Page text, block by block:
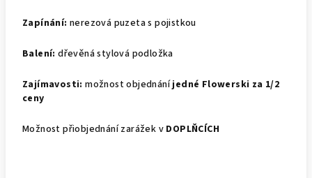
Zapínání: nerezová puzeta s pojistkou
Balení: dřevěná stylová podložka
Zajímavosti: možnost objednáníjedné Flowerski za 1/2
ceny
Možnost přiobjednání zarážek v DOPLŇCÍCH